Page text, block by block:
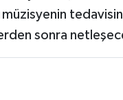
müzisyenin
sonra